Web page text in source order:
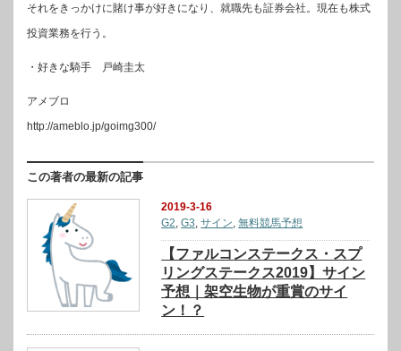
それをきっかけに賭け事が好きになり、就職先も証券会社。現在も株式
投資業務を行う。
・好きな騎手 戸崎圭太
アメブロ
http://ameblo.jp/goimg300/
この著者の最新の記事
2019-3-16
G2,G3,サイン,無料競馬予想
【ファルコンステークス・スプ
リングステークス2019】サイン
予想｜架空生物が重賞のサイ
ン！？